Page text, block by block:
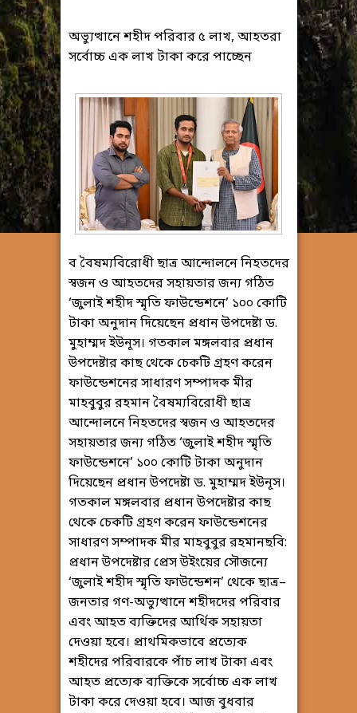
অভ্যুত্থানে শহীদ পরিবার ৫ লাখ, আহতরা
সর্বোচ্চ এক লাখ টাকা করে পাচ্ছেন
ব বৈষম্যবিরোধী ছাত্র আন্দোলনে নিহতদের
স্বজন ও আহতদের সহায়তার জন্য গঠিত
‘জুলাই শহীদ স্মৃতি ফাউন্ডেশনে’ ১০০ কোটি
টাকা অনুদান দিয়েছেন প্রধান উপদেষ্টা ড.
মুহাম্মদ ইউনূস। গতকাল মঙ্গলবার প্রধান
উপদেষ্টার কাছ থেকে চেকটি গ্রহণ করেন
ফাউন্ডেশনের সাধারণ সম্পাদক মীর
মাহবুবুর রহমান বৈষম্যবিরোধী ছাত্র
আন্দোলনে নিহতদের স্বজন ও আহতদের
সহায়তার জন্য গঠিত ‘জুলাই শহীদ স্মৃতি
ফাউন্ডেশনে’ ১০০ কোটি টাকা অনুদান
দিয়েছেন প্রধান উপদেষ্টা ড. মুহাম্মদ ইউনূস।
গতকাল মঙ্গলবার প্রধান উপদেষ্টার কাছ
থেকে চেকটি গ্রহণ করেন ফাউন্ডেশনের
সাধারণ সম্পাদক মীর মাহবুবুর রহমানছবি:
প্রধান উপদেষ্টার প্রেস উইংয়ের সৌজন্যে
‘জুলাই শহীদ স্মৃতি ফাউন্ডেশন’ থেকে ছাত্র–
জনতার গণ-অভ্যুত্থানে শহীদদের পরিবার
এবং আহত ব্যক্তিদের আর্থিক সহায়তা
দেওয়া হবে। প্রাথমিকভাবে প্রত্যেক
শহীদের পরিবারকে পাঁচ লাখ টাকা এবং
আহত প্রত্যেক ব্যক্তিকে সর্বোচ্চ এক লাখ
টাকা করে দেওয়া হবে। আজ বুধবার